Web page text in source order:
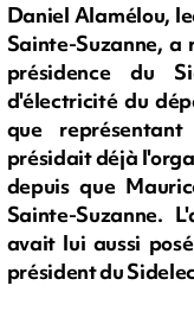
Daniel Alamélou,
Sainte-Suzanne, a
présidence du
d'électricité du
que
présidait déjà
depuis que
Sainte-Suzanne.
avait lui aussi
président du